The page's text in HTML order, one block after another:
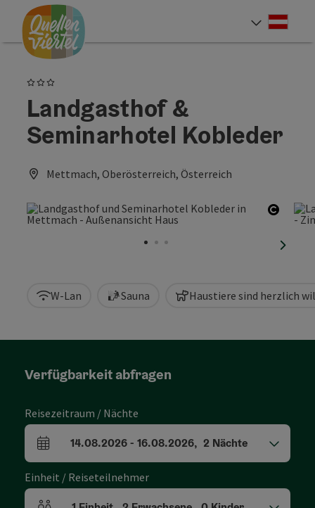
Zum Inhalt
Zur Navigation
Zum Seitenanfang
Landgasthof &
Seminarhotel Kobleder
Mettmach, Oberösterreich, Österreich
W-Lan Sauna Haustiere sind herzlich
Verfügbarkeit abfragen
Reisezeitraum / Nächte
An- und Abreisefelder
14.08.2026- 16.08.2026, 2 Nächte
Einheit / Reiseteilnehmer